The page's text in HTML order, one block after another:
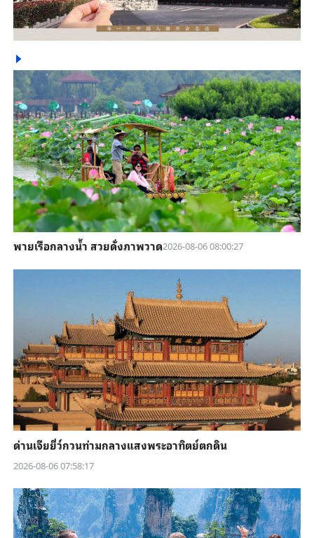
พายเรือกลางน้ำ สวยดั่งภาพวาด2026-08-06 08:00:27
ด่านเจียยี่ว์กวนท่ามกลางแสงพระอาทิตย์ตกดิน
2026-08-06 07:58:17